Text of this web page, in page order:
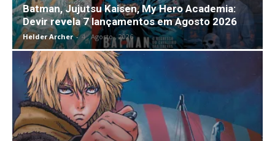
Batman, Jujutsu Kaisen, My Hero Academia:
Devir revela 7 lançamentos em Agosto 2026
Helder Archer - 4 , Agosto , 2026